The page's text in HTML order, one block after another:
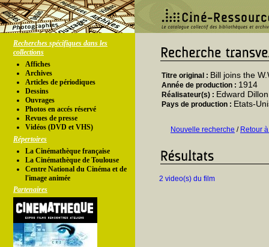
Recherches spécifiques dans les
collections
Affiches
Archives
Articles de périodiques
Dessins
Ouvrages
Photos en accés réservé
Revues de presse
Vidéos (DVD et VHS)
Répertoires
La Cinémathèque française
La Cinémathèque de Toulouse
Centre National du Cinéma et de
l'image animée
Partenaires
Titre original : Bill joins the
Année de production : 1914
Réalisateur(s) : Edward Dillon
Pays de production : Etats-
Nouvelle recherche / Retour
2 video(s) du film